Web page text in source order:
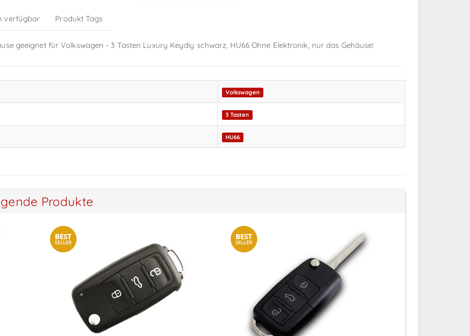
verfügbar Produkt Tags
geeignet für Volkswagen - 3 Tasten Luxury Keydiy schwarz, HU66 Ohne Elektronik, nur das Gehäuse!
Volkswagen
3 Tasten
HU66
Produkte